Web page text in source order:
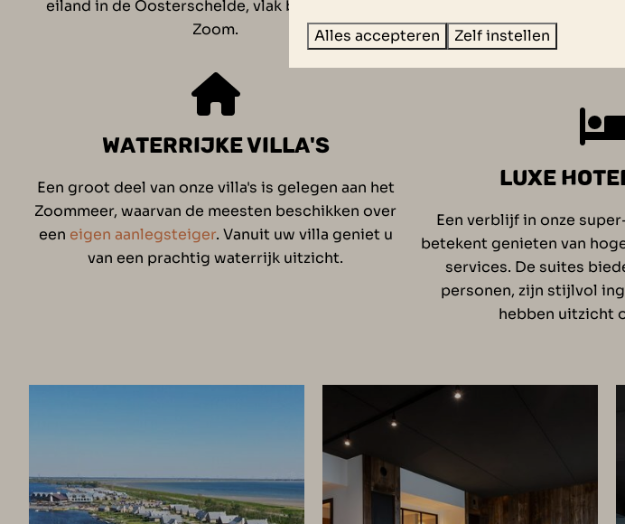
eiland in de Oosterschelde, vlak bij Bergen op
Zoom.
WATERRIJKE VILLA'S
Een groot deel van onze villa's is gelegen aan het
Zoommeer, waarvan de meesten beschikken over
een eigen aanlegsteiger. Vanuit uw villa geniet u
van een prachtig waterrijk uitzicht.
business rooms en de
LUXE
Een verblijf in onze
betekent genieten van
services. De suites
personen, zijn stijlvol
hebben uitzicht
Alles accepteren Zelf instellen